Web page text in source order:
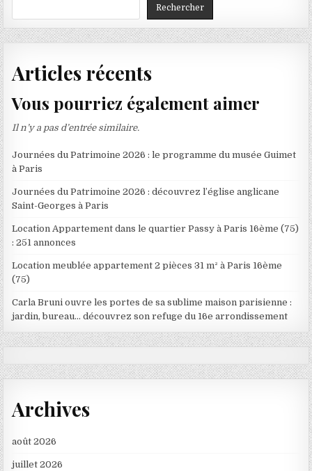
Rechercher
Articles récents
Vous pourriez également aimer
Il n’y a pas d’entrée similaire.
Journées du Patrimoine 2026 : le programme du musée Guimet
à Paris
Journées du Patrimoine 2026 : découvrez l’église anglicane
Saint-Georges à Paris
Location Appartement dans le quartier Passy à Paris 16ème (75)
: 251 annonces
Location meublée appartement 2 pièces 31 m² à Paris 16ème
(75)
Carla Bruni ouvre les portes de sa sublime maison parisienne :
jardin, bureau… découvrez son refuge du 16e arrondissement
Archives
août 2026
juillet 2026